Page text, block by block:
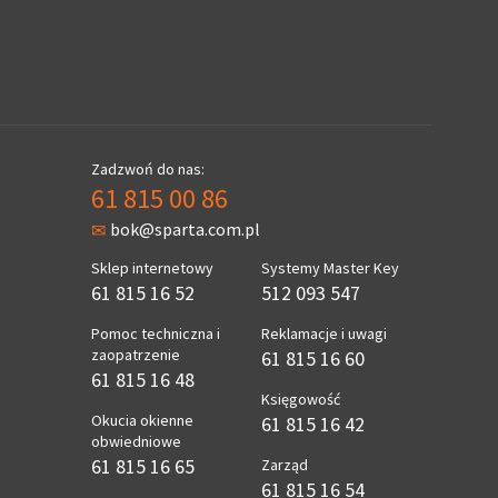
Zadzwoń do nas:
61 815 00 86
bok@sparta.com.pl
Sklep internetowy
61 815 16 52
Pomoc techniczna i
zaopatrzenie
61 815 16 48
Okucia okienne
obwiedniowe
61 815 16 65
Systemy Master Key
512 093 547
Reklamacje i uwagi
61 815 16 60
Księgowość
61 815 16 42
Zarząd
61 815 16 54